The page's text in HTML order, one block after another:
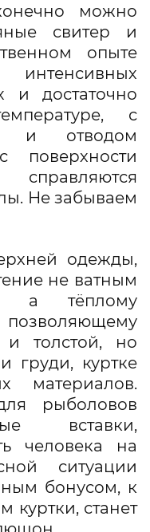
можно
свитер и
опыте
и достаточно
с
и отводом
поверхности
Не забываем
одежды,
не ватным
а тёплому
и толстой, но
груди, куртке
материалов.
рыболовов
вставки,
человека на
ситуации
бонусом, к
куртки, станет